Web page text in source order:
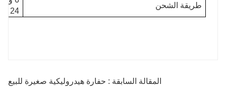
طريقة الشحن
24 وحدة في حاوية 40GP
المقالة السابقة : حفارة هيدروليكية صغيرة للبيع